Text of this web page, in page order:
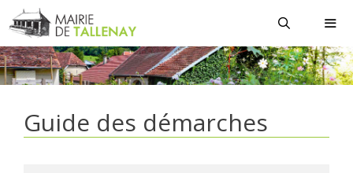
Aller
au
contenu
Guide des démarches